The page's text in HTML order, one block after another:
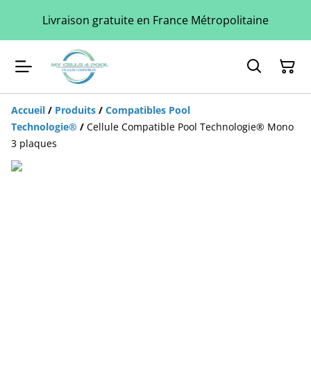
Livraison gratuite en France Métropolitaine
Accueil / Produits / Compatibles Pool
Technologie® / Cellule Compatible Pool Technologie® Mono
3 plaques